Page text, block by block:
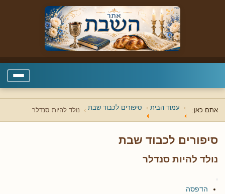
אתם כאן: עמוד הבית סיפורים לכבוד שבת נולד להיות סנדלר
סיפורים לכבוד שבת
נולד להיות סנדלר
הדפסה